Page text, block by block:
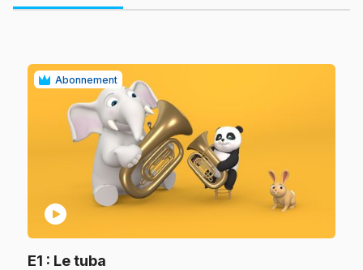
Abonnement
play_circle
E1 : Le tuba